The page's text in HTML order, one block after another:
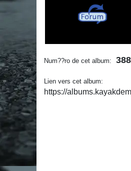
Num??ro de cet album: 388
Lien vers cet album:
https://